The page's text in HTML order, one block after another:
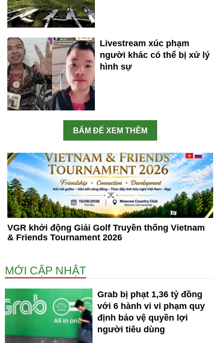
Livestream xúc phạm
người khác có thể bị xử lý
hình sự
BẤM ĐỂ XEM THÊM
VGR khởi động Giải Golf Truyền thống Vietnam
& Friends Tournament 2026
MỚI CẬP NHẬT
Grab bị phạt 1,36 tỷ đồng
với 6 hành vi vi phạm quy
định bảo vệ quyền lợi
người tiêu dùng